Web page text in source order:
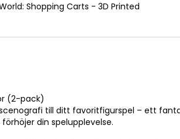
Shopping Carts - 3D Printed
(2-pack)
till ditt favoritfigurspel – ett
din spelupplevelse.